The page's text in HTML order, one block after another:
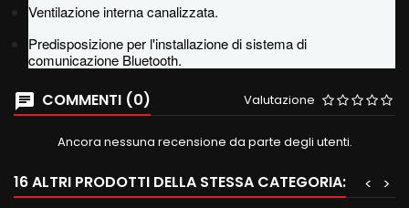
Ventilazione interna canalizzata.
Predisposizione per l'installazione di sistema di
comunicazione Bluetooth.
COMMENTI (0) Valutazione
Ancora nessuna recensione da parte degli utenti.
16 ALTRI PRODOTTI DELLA STESSA CATEGORIA: >
<